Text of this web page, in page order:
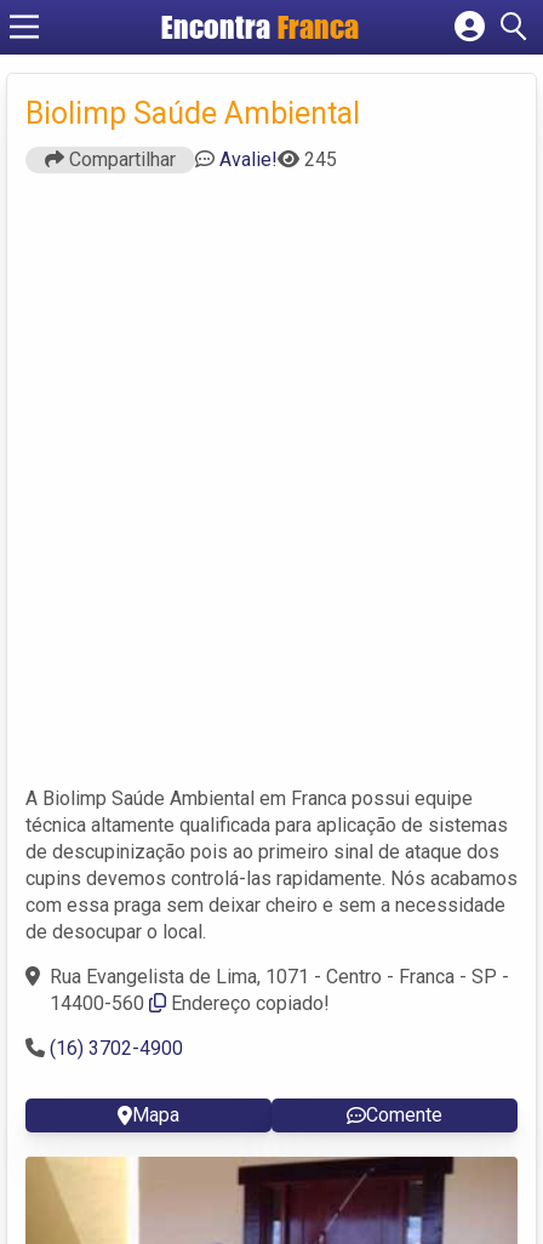
Encontra Franca
Cadastrar empresa
Criar conta
Biolimp Saúde Ambiental
Compartilhar Avalie! 245
A Biolimp Saúde Ambiental em Franca possui equipe
técnica altamente qualificada para aplicação de sistemas
de descupinização pois ao primeiro sinal de ataque dos
cupins devemos controlá-las rapidamente. Nós acabamos
com essa praga sem deixar cheiro e sem a necessidade
de desocupar o local.
Rua Evangelista de Lima, 1071 - Centro - Franca - SP -
14400-560
Endereço copiado!
(16) 3702-4900
Mapa Comente